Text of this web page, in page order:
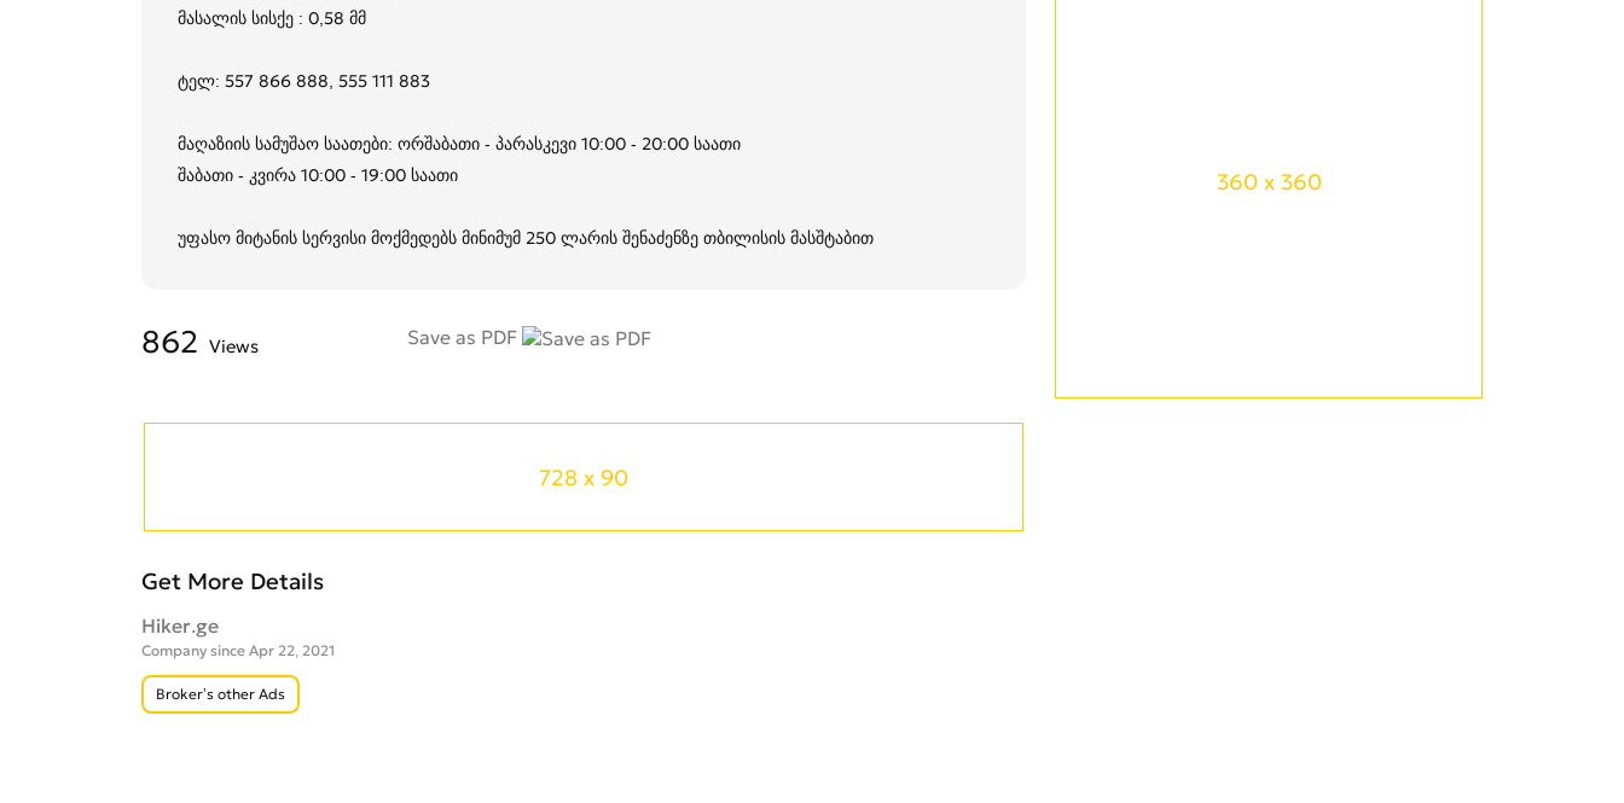
360 x 360
მასალის სისქე : 0,58 მმ
ტელ: 557 866 888, 555 111 883
მაღაზიის სამუშაო საათები: ორშაბათი - პარასკევი 10:00 - 20:00 საათი
შაბათი - კვირა 10:00 - 19:00 საათი
უფასო მიტანის სერვისი მოქმედებს მინიმუმ 250 ლარის შენაძენზე თბილისის მასშტაბით
Save as PDF
862 Views
728 x 90
Get More Details
Hiker.ge
Company since Apr 22, 2021
Broker’s other Ads